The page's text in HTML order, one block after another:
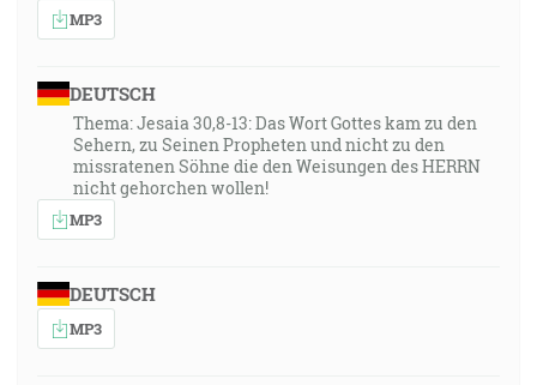
MP3
DEUTSCH
Thema: Jesaia 30,8-13: Das Wort Gottes kam zu den
Sehern, zu Seinen Propheten und nicht zu den
missratenen Söhne die den Weisungen des HERRN
nicht gehorchen wollen!
MP3
DEUTSCH
MP3